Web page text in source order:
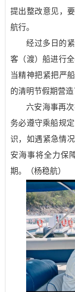
提出整改意见，
航行。
经过多日的
客（渡）船进行
当精神把紧把严
的清明节假期营造
六安海事再
务必遵守乘船规
识，如遇紧急情
安海事将全力保
期。（杨稳航）